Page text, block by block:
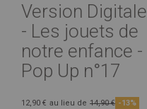
Version Digitale
- Les jouets de
notre enfance -
Pop Up n°17
12,90 € au lieu de 14,90 € -13%